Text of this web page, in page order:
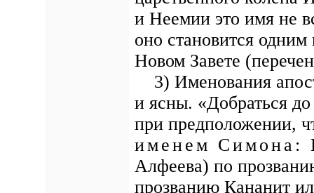
и Неемии это имя не
оно становится
Новом Завете
3) Именования
и ясны. «Добраться
при предположении,
именем Симона:
Алфеева) по
прозванию Кананит